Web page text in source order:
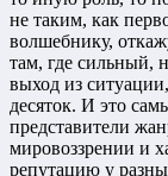
не таким, как
волшебнику,
там, где сильный,
выход из
десяток. И это
представители
мировоззрении и
репутацию у